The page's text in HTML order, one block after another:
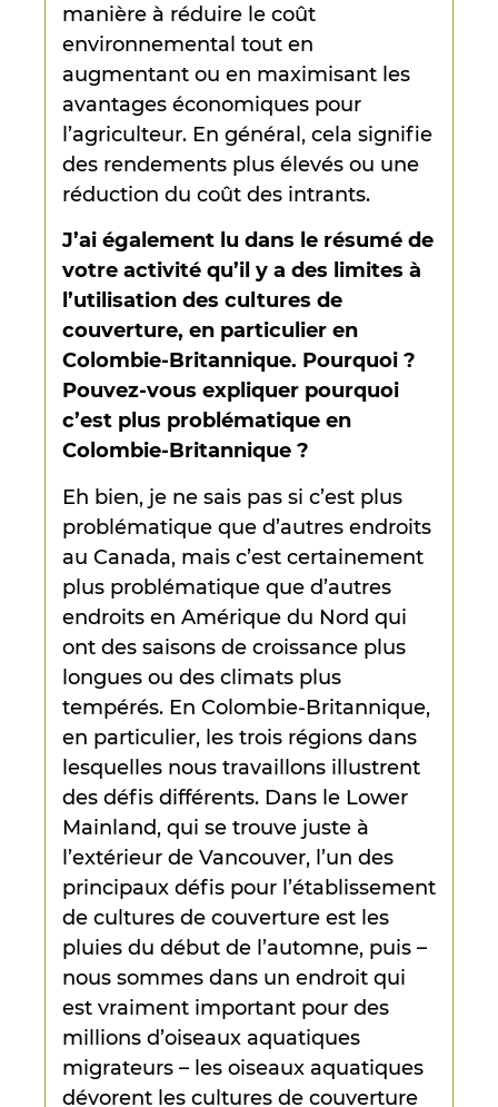
manière à réduire le coût
environnemental tout en
augmentant ou en maximisant les
avantages économiques pour
l’agriculteur. En général, cela signifie
des rendements plus élevés ou une
réduction du coût des intrants.
J’ai également lu dans le résumé de
votre activité qu’il y a des limites à
l’utilisation des cultures de
couverture, en particulier en
Colombie-Britannique. Pourquoi ?
Pouvez-vous expliquer pourquoi
c’est plus problématique en
Colombie-Britannique ?
Eh bien, je ne sais pas si c’est plus
problématique que d’autres endroits
au Canada, mais c’est certainement
plus problématique que d’autres
endroits en Amérique du Nord qui
ont des saisons de croissance plus
longues ou des climats plus
tempérés. En Colombie-Britannique,
en particulier, les trois régions dans
lesquelles nous travaillons illustrent
des défis différents. Dans le Lower
Mainland, qui se trouve juste à
l’extérieur de Vancouver, l’un des
principaux défis pour l’établissement
de cultures de couverture est les
pluies du début de l’automne, puis –
nous sommes dans un endroit qui
est vraiment important pour des
millions d’oiseaux aquatiques
migrateurs – les oiseaux aquatiques
dévorent les cultures de couverture